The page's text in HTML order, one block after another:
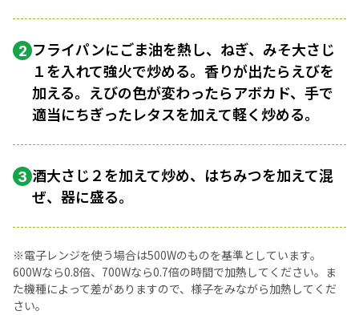
2 フライパンにごま油を熱し、ねぎ、みそ大さじ
１を入れて強火で炒める。香りが出たらえびを
加える。えびの色が変わったらアボカド、手で
適当にちぎったレタスを加えて軽く炒める。
3 酒大さじ２を加えて炒め、はちみつを加えて混
ぜ、器に盛る。
※電子レンジを使う場合は500Wのものを基準としています。
600Wなら0.8倍、700Wなら0.7倍の時間で加熱してください。ま
た機種によって差がありますので、様子をみながら加熱してくだ
さい。